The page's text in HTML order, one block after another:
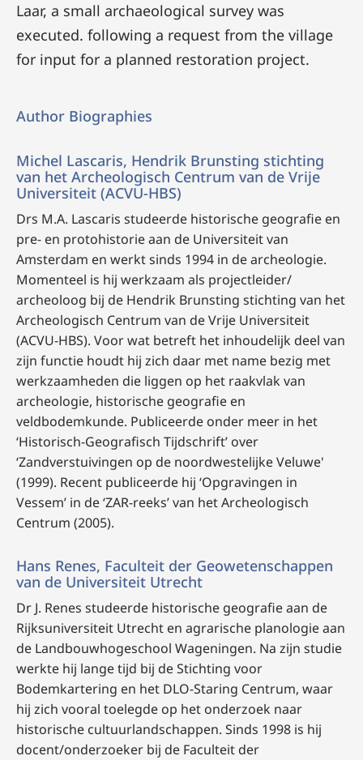
Laar, a small archaeological survey was
executed. following a request from the village
for input for a planned restoration project.
Author Biographies
Michel Lascaris, Hendrik Brunsting stichting
van het Archeologisch Centrum van de Vrije
Universiteit (ACVU-HBS)
Drs M.A. Lascaris studeerde historische geografie en
pre- en protohistorie aan de Universiteit van
Amsterdam en werkt sinds 1994 in de archeologie.
Momenteel is hij werkzaam als projectleider/
archeoloog bij de Hendrik Brunsting stichting van het
Archeologisch Centrum van de Vrije Universiteit
(ACVU-HBS). Voor wat betreft het inhoudelijk deel van
zijn functie houdt hij zich daar met name bezig met
werkzaamheden die liggen op het raakvlak van
archeologie, historische geografie en
veldbodemkunde. Publiceerde onder meer in het
‘Historisch-Geografisch Tijdschrift’ over
‘Zandverstuivingen op de noordwestelijke Veluwe'
(1999). Recent publiceerde hij ‘Opgravingen in
Vessem’ in de ‘ZAR-reeks’ van het Archeologisch
Centrum (2005).
Hans Renes, Faculteit der Geowetenschappen
van de Universiteit Utrecht
Dr J. Renes studeerde historische geografie aan de
Rijksuniversiteit Utrecht en agrarische planologie aan
de Landbouwhogeschool Wageningen. Na zijn studie
werkte hij lange tijd bij de Stichting voor
Bodemkartering en het DLO-Staring Centrum, waar
hij zich vooral toelegde op het onderzoek naar
historische cultuurlandschappen. Sinds 1998 is hij
docent/onderzoeker bij de Faculteit der